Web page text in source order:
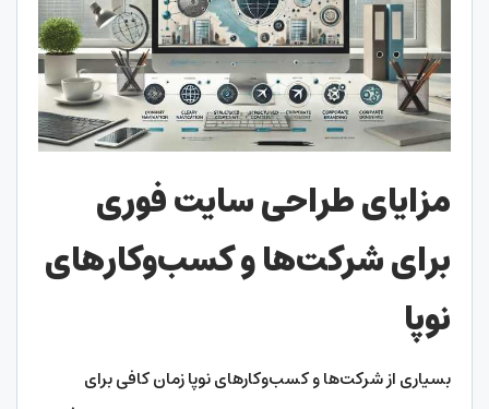
مزایای طراحی سایت فوری
برای شرکت‌ها و کسب‌وکارهای
نوپا
بسیاری از شرکت‌ها و کسب‌وکارهای نوپا زمان کافی برای